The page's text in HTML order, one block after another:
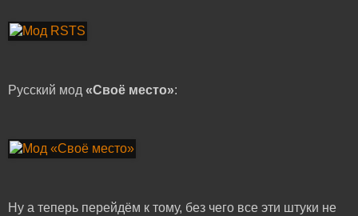
Русский мод «Своё место»:
Ну а теперь перейдём к тому, без чего все эти штуки не